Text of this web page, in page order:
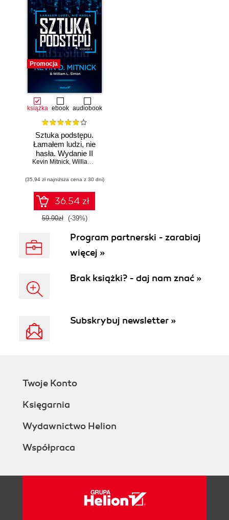
Promocja
książka ebook audiobook
Sztuka podstępu.
Łamałem ludzi, nie
hasła. Wydanie II
Kevin Mitnick, William L. Simon
(35,94 zł najniższa cena z 30 dni)
36.54 zł
59.90zł (-39%)
Program partnerski - zarabiaj
więcej »
Brak książki? - daj nam znać »
Subskrybuj newsletter »
Twoje Konto
Księgarnia
Wydawnictwo Helion
Współpraca